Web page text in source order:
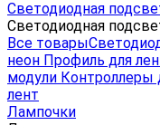
Светодиодная
Светодиодная
Все товары
неон Профиль для
модули Контроллеры
лент
Лампочки